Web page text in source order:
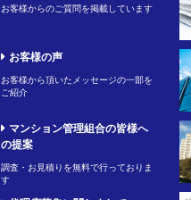
お客様からのご質問を掲載しています
お客様の声
お客様から頂いたメッセージの一部を
ご紹介
マンション管理組合の皆様へ
の提案
調査・お見積りを無料で行っておりま
す